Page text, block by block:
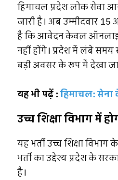
हिमाचल प्रदेश लोक सेवा
जारी है। अब उम्मीदवार
है कि आवेदन केवल ऑनलाइन
नहीं होंगे। प्रदेश में लंबे समय
बड़ी अवसर के रूप में देखा जा
यह भी पढ़ें :हिमाचल: सेना
उच्च शिक्षा विभाग में
यह भर्ती उच्च शिक्षा
भर्ती का उद्देश्य प्रदेश के
है।